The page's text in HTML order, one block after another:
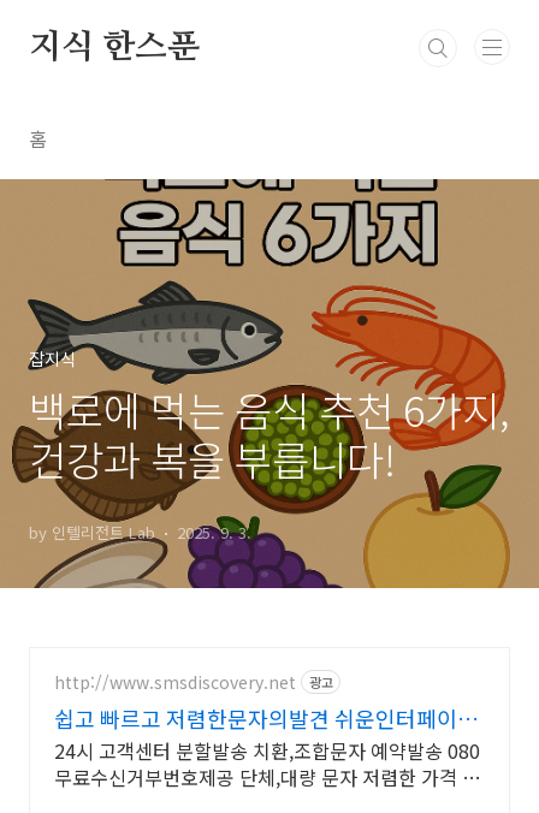
지식 한스푼
홈
잡지식
백로에 먹는 음식 추천 6가지,
건강과 복을 부릅니다!
by 인텔리전트 Lab 2025. 9. 3.
http://www.smsdiscovery.net 광고
쉽고 빠르고 저렴한문자의발견 쉬운인터페이스
빠른 발송
24시 고객센터 분할발송 치환,조합문자 예약발송 080
무료수신거부번호제공 단체,대량 문자 저렴한 가격 다